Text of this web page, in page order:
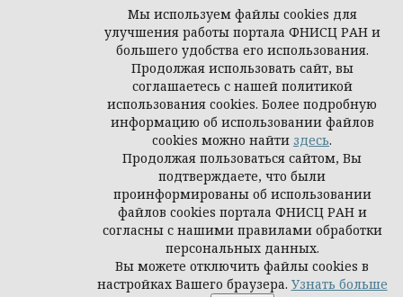
Политика конфиденциальности персональных
© Социологическая наука и социальная практика,
Мы используем файлы cookies для
улучшения работы портала ФНИСЦ РАН и
большего удобства его использования.
Продолжая использовать сайт, вы
соглашаетесь с нашей политикой
использования cookies. Более подробную
информацию об использовании файлов
cookies можно найти здесь.
Продолжая пользоваться сайтом, Вы
подтверждаете, что были
проинформированы об использовании
файлов cookies портала ФНИСЦ РАН и
согласны с нашими правилами обработки
персональных данных.
Вы можете отключить файлы cookies в
настройках Вашего браузера. Узнать больше